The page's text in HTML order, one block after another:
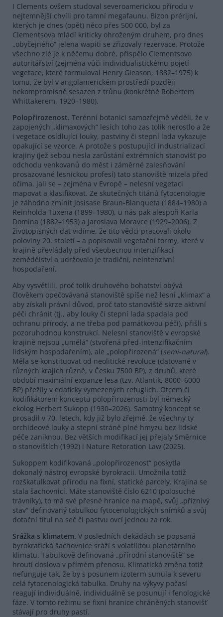
I Clements ovšem studoval severoamerickou přírodu v
nejtemnější chvíli pro tamní megafaunu. Bizon prérijní,
kterých je dnes (opět) něco přes 500 000, byl za
Clementsova mládí kriticky ohroženým druhem, pro dnes
„obyčejného“ jelena wapiti se zřizovaly rezervace. Protože
všechno zlé je k něčemu dobré, přispělo Clementsovo
autoritářství (zejména vůči individualistickému pojetí
vegetace, které formuloval Henry Gleason, 1882–1975) k
tomu, že byl v angolamerickém prostředí později
nekompromisně sesazen z trůnu (konkrétně Robertem
Whittakerem, 1920–1980).
Polopřirozenost. Terénní botanici samozřejmě věděli, že v
zapojených „klimaxových“ lesích toho zas tolik nerostlo a že
i vegetace osídlující louky, pastviny či stepní lada vykazuje
opakující se vzorce. A protože s postupující industrializací
krajiny (jež sebou nesla zarůstání extrémních stanovišť po
odchodu venkovanů do měst i záměrné zalesňování
prosazované lesnickou profesí) tato stanoviště mizela před
očima, jali se – zejména v Evropě – nelesní vegetaci
mapovat a klasifikovat. Ze skutečných titánů fytocenologie
je záhodno zmínit Josisase Braun-Blanqueta (1884–1980) a
Reinholda Tüxena (1899–1980), u nás pak alespoň Karla
Domina (1882–1953) a Jaroslava Moravce (1929–2006). Z
životopisných dat vidíme, že tito vědci pracovali okolo
poloviny 20. století – a popisovali vegetační formy, které v
krajině převládaly před všeobecnou intenzifikací
zemědělství a udržovalo je tradiční, neintenzivní
hospodaření.
Aby vysvětlili, proč tolik druhového bohatství obývá
člověkem opečovávaná stanoviště spíše než lesní „klimax“ a
aby získali právní důvod, proč tato stanoviště skrze aktivní
péči chránit (tj., aby louky či stepní lada spadala pod
ochranu přírody, a ne třeba pod památkovou péči), přišli s
pozoruhodnou konstrukcí. Nelesní stanoviště v evropské
krajině nejsou „umělá“ (stvořená před-intenzifikačním
lidským hospodařením), ale „polopřirozená“ (semi-natural).
Měla se konstituovat od neolitické revoluce (datované v
různých krajích různě, v Česku 7500 BP), z druhů, které
období maximální expanze lesa (tzv. Atlantik, 8000–6000
BP) přežily v edaficky vymezených refugiích. Otcem či
kodifikátorem konceptu polopřirozenosti byl německý
ekolog Herbert Sukopp (1930–2026). Samotný koncept se
prosadil v 70. letech, kdy již bylo zřejmé, že všechny ty
orchideové louky a stepní stráně plné hmyzu bez lidské
péče zaniknou. Bez větších modifikací jej přejaly Směrnice
o stanovištích (1992) i Nature Retoration Law (2025).
Sukoppem kodifikovaná „polopřirozenost“ poskytla
dokonalý nástroj evropské byrokracii. Umožnila totiž
rozškatulkovat přírodu na fixní, statické parcely. Krajina se
stala šachovnicí. Máte stanoviště číslo 6210 (polosuché
trávníky), to má své přesné hranice na mapě, svůj „příznivý
stav“ definovaný tabulkou fytocenologických snímků a svůj
dotační titul na seč či pastvu ovcí jednou za rok.
Srážka s klimatem. V posledních dekádách se popsaná
byrokratická šachovnice sráží s volatilitou planetárního
klimatu. Tabulkově definovaná „přírodní stanoviště“ se
hroutí doslova v přímém přenosu. Klimatická změna totiž
nefunguje tak, že by s posunem izoterm sunula k severu
celá fytocenologická tabulka. Druhy na výkyvy počasí
reagují individuálně, individuálně se posunují i fenologické
fáze. V tomto režimu se fixní hranice chráněných stanovišť
stávají pro druhy pastí.